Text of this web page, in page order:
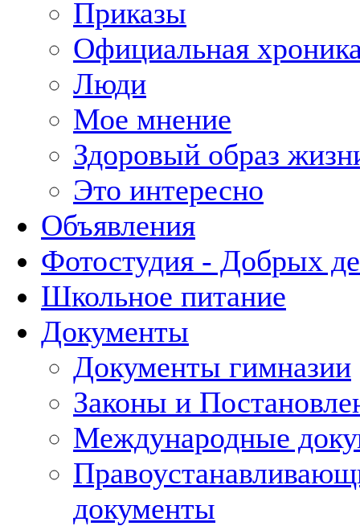
Приказы
Официальная
Люди
Мое мнение
Здоровый образ
Это интересно
Объявления
Фотостудия - Добрых
Школьное питание
Документы
Документы гимназии
Законы и
Международные
документы